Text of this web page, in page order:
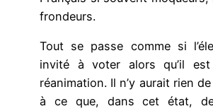
frondeurs.
Tout se passe comme si
invité à voter alors qu’il
réanimation. Il n’y aurait rien
à ce que, dans cet état, de